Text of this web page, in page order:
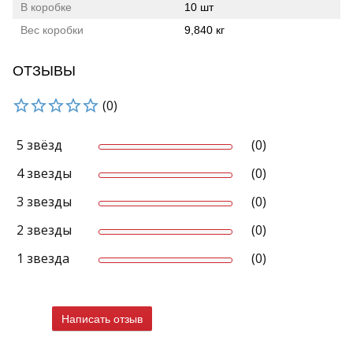
В коробке
10 шт
Вес коробки
9,840 кг
ОТЗЫВЫ
(0)
5 звёзд
(0)
4 звезды
(0)
3 звезды
(0)
2 звезды
(0)
1 звезда
(0)
Написать отзыв